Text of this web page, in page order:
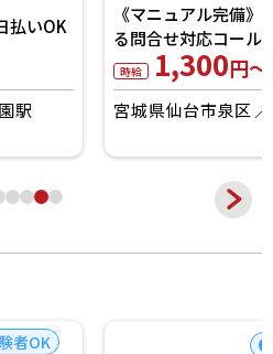
払いOK
駅
《マニュアル完備》
る問合せ対応コール
時給 1,300円～
宮城県仙台市泉区
者OK